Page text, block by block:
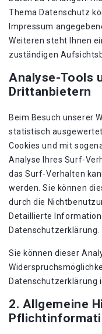
Thema Datenschutz
Impressum
Weiteren steht Ihnen
zuständigen
Analyse-Tools
Drittanbietern
Beim Besuch unserer
statistisch
Cookies und mit
Analyse Ihres Surf-
das Surf-Verhalten
werden. Sie können
durch die
Detaillierte
Datenschutzerklärung.
Sie können dieser
Datenschutzerklärung
2. Allgemeine